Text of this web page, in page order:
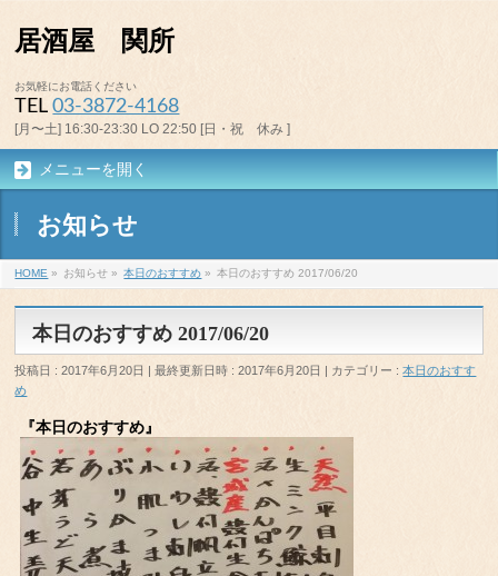
居酒屋 関所
お気軽にお電話ください
TEL03-3872-4168
[月〜土] 16:30-23:30 LO 22:50 [日・祝 休み ]
メニューを開く
お知らせ
HOME » お知らせ » 本日のおすすめ » 本日のおすすめ 2017/06/20
本日のおすすめ 2017/06/20
投稿日 : 2017年6月20日 最終更新日時 : 2017年6月20日 カテゴリー :本日のおすす
め
『本日のおすすめ』